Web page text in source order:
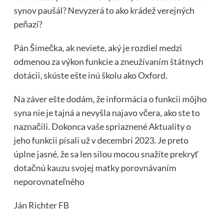
synov paušál? Nevyzerá to ako krádež verejných
peňazí?
Pán Šimečka, ak neviete, aký je rozdiel medzi
odmenou za výkon funkcie a zneužívaním štátnych
dotácii, skúste ešte inú školu ako Oxford.
Na záver ešte dodám, že informácia o funkcii môjho
syna nie je tajná a nevyšla najavo včera, ako ste to
naznačili. Dokonca vaše spriaznené Aktuality o
jeho funkcii písali už v decembri 2023. Je preto
úplne jasné, že sa len silou mocou snažíte prekryť
dotačnú kauzu svojej matky porovnávaním
neporovnateľného
Ján RichterFB